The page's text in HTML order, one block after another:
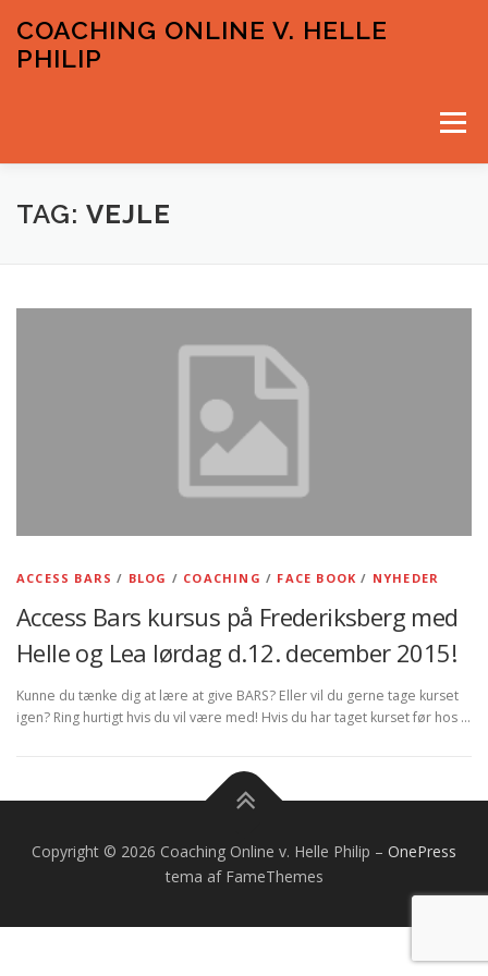
indhold
COACHING ONLINE V. HELLE
PHILIP
Menu
VELKOMMEN PRISER OG GRATIS INPUTS
TAG: VEJLE
ACCESS BARS / BLOG / COACHING / FACE BOOK / NYHEDER
Access Bars kursus på Frederiksberg med
Helle og Lea lørdag d.12. december 2015!
Kunne du tænke dig at lære at give BARS? Eller vil du gerne tage kurset
igen? Ring hurtigt hvis du vil være med! Hvis du har taget kurset før hos …
Copyright © 2026 Coaching Online v. Helle Philip – OnePress
tema af FameThemes